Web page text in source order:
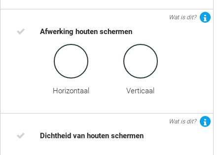
Wat is dit?
Afwerking houten schermen
Horizontaal Verticaal
Wat is dit?
Dichtheid van houten schermen